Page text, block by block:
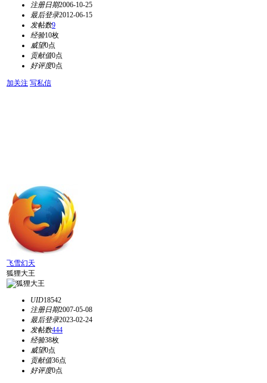
注册日期2006-10-25
最后登录2012-06-15
发帖数9
经验10枚
威望0点
贡献值0点
好评度0点
加关注 写私信
飞雪幻天
狐狸大王
UID18542
注册日期2007-05-08
最后登录2023-02-24
发帖数444
经验38枚
威望0点
贡献值36点
好评度0点